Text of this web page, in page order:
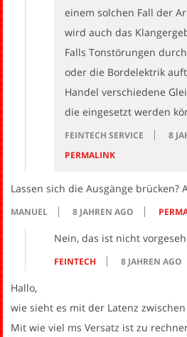
einem solchen Fall der
wird auch das
Falls Tonstörungen
oder die Bordelektrik
Handel verschiedene
die eingesetzt werden
FEINTECH SERVICE
8
PERMALINK
Lassen sich die Ausgänge brücken?
MANUEL 8 JAHREN AGO
Nein, das ist nicht
FEINTECH 8 JAHREN AGO
Hallo,
wie sieht es mit der Latenz
Mit wie viel ms Versatz ist zu